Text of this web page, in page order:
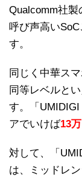
Qualcomm社製
呼び声高い
す。
同じく中華ス
同等レベルと
す。「UMIDIGI
アでいけば13
対して、「
は、ミッドレ